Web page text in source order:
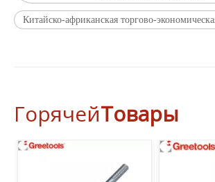
Китайско-африканская торгово-
ГорячейТовары